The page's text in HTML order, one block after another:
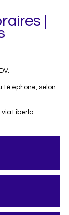
|
téléphone, selon
via Liberlo.